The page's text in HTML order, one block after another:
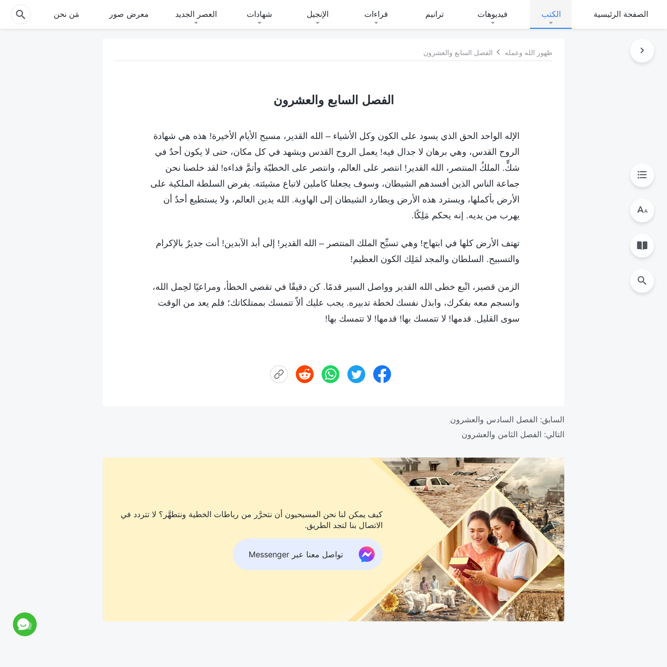
الصفحة الرئيسية الكتب فيديوهات ترانيم قراءات الإنجيل شهادات العصر الجديد معرض صور مَن نحن
ظهور الله وعمله الفصل السابع والعشرون
الفصل السابع والعشرون
الإله الواحد الحق الذي يسود على الكون وكل الأشياء – الله القدير، مسيح الأيام الأخيرة! هذه هي شهادة
الروح القدس، وهي برهان لا جدال فيه! يعمل الروح القدس ويشهد في كل مكان، حتى لا يكون أحدٌ في
شكٍّ. الملكُ المنتصر، الله القدير! انتصر على العالم، وانتصر على الخطيّة وأتمَّ فداءه! لقد خلصنا نحن
جماعة الناس الذين أفسدهم الشيطان، وسوف يجعلنا كاملين لاتباع مشيئته. يفرض السلطة الملكية على
الأرض بأكملها، ويسترد هذه الأرض ويطارد الشيطان إلى الهاوية. الله يدين العالم، ولا يستطيع أحدٌ أن
يهرب من يديه. إنه يحكم مَلِكًا.
تهتف الأرض كلها في ابتهاج! وهي تسبِّح الملك المنتصر – الله القدير! إلى أبد الآبدين! أنت جديرٌ بالإكرام
والتسبيح. السلطان والمجد لمَلِك الكون العظيم!
الزمن قصير، اتْبع خطى الله القدير وواصل السير قدمًا. كن دقيقًا في تقصي الخطأ، ومراعيًا لحِمل الله،
وانسجم معه بفكرك، وابذل نفسك لخطة تدبيره. يجب عليك ألاّ تتمسك بممتلكاتك؛ فلم يعد من الوقت
سوى القليل. قدمها! لا تتمسك بها! قدمها! لا تتمسك بها!
السابق: الفصل السادس والعشرون
التالي: الفصل الثامن والعشرون
كيف يمكن لنا نحن المسيحيون أن نتحرَّر من رباطات الخطية ونتطهَّر؟ لا تتردد في
الاتصال بنا لتجد الطريق.
تواصل معنا عبر Messenger